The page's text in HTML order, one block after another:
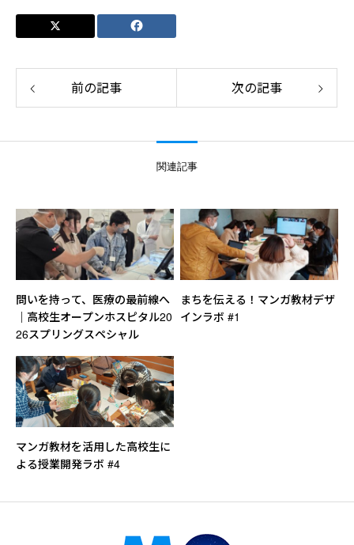
前の記事 次の記事
関連記事
問いを持って、医療の最前線へ
｜高校生オープンホスピタル20
26スプリングスペシャル
まちを伝える！マンガ教材デザ
インラボ #1
マンガ教材を活用した高校生に
よる授業開発ラボ #4